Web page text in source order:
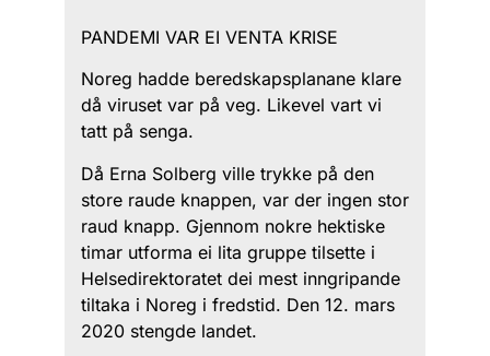
PANDEMI VAR EI VENTA KRISE
Noreg hadde beredskapsplanane klare
då viruset var på veg. Likevel vart vi
tatt på senga.
Då Erna Solberg ville trykke på den
store raude knappen, var der ingen stor
raud knapp. Gjennom nokre hektiske
timar utforma ei lita gruppe tilsette i
Helsedirektoratet dei mest inngripande
tiltaka i Noreg i fredstid. Den 12. mars
2020 stengde landet.